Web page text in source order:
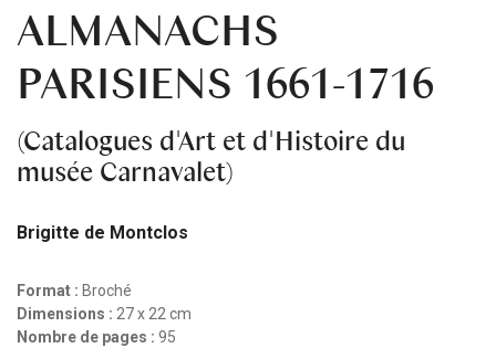
ALMANACHS
PARISIENS 1661-1716
(Catalogues d'Art et d'Histoire du
musée Carnavalet)
Brigitte de Montclos
Format : Broché
Dimensions : 27 x 22 cm
Nombre de pages : 95